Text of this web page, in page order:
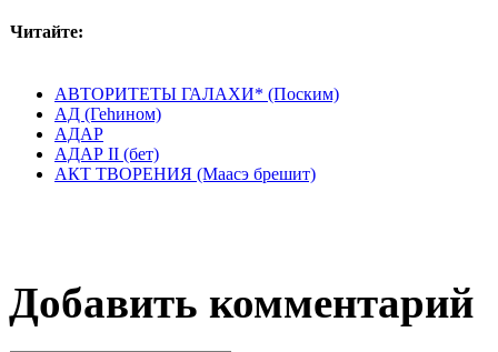
Читайте:
АВТОРИТЕТЫ ГАЛАХИ* (Поским)
АД (Геhином)
АДАР
АДАР II (бет)
АКТ ТВОРЕНИЯ (Маасэ брешит)
Добавить комментарий